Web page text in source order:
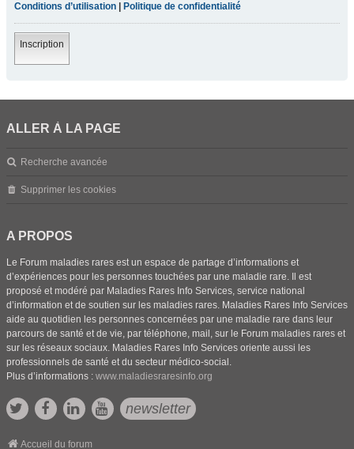
Conditions d’utilisation Politique de confidentialité
Inscription
ALLER À LA PAGE
Recherche avancée
Supprimer les cookies
A PROPOS
Le Forum maladies rares est un espace de partage d’informations et
d’expériences pour les personnes touchées par une maladie rare. Il est
proposé et modéré par Maladies Rares Info Services, service national
d’information et de soutien sur les maladies rares. Maladies Rares Info Services
aide au quotidien les personnes concernées par une maladie rare dans leur
parcours de santé et de vie, par téléphone, mail, sur le Forum maladies rares et
sur les réseaux sociaux. Maladies Rares Info Services oriente aussi les
professionnels de santé et du secteur médico-social.
Plus d’informations : www.maladiesraresinfo.org
newsletter
Accueil du forum